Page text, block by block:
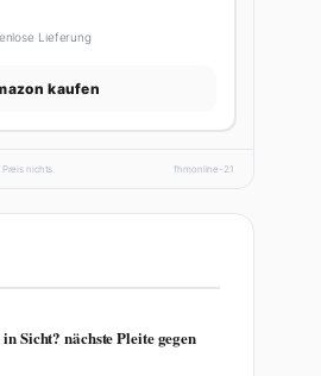
Lieferung
kaufen
nichts. fhmonline-21
Sicht? nächste Pleite gegen